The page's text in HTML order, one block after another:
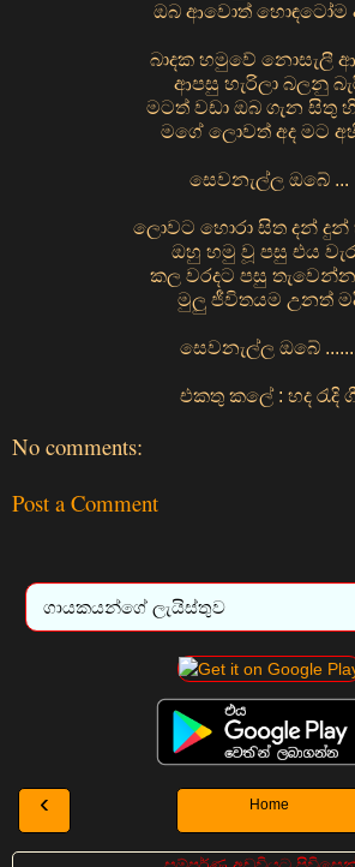
ඔබ ආවොත් හොඳටෝම
බාදක හමුවේ නොසැලී
ආපසු හැරිලා බලනු
මටත් වඩා ඔබ ගැන සිතු
මගේ ලොවත් අද මට
සෙවනැල්ල ඔබේ ...
ලොවට හොරා සිත දන් දුන්
ඔහු හමු වූ පසු එය
කල වරදට පසු
මුලු ජීවිතයම උනත්
සෙවනැල්ල ඔබේ
එකතු කලේ : හද රැදි
No comments:
Post a Comment
‹ Home